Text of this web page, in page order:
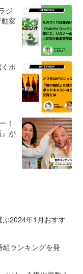
ジ
変
ポ
！
』が
2024年1月おすす
ランキングを発